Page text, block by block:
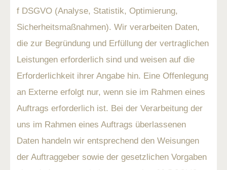
f DSGVO (Analyse, Statistik, Optimierung,
Sicherheitsmaßnahmen). Wir verarbeiten Daten,
die zur Begründung und Erfüllung der vertraglichen
Leistungen erforderlich sind und weisen auf die
Erforderlichkeit ihrer Angabe hin. Eine Offenlegung
an Externe erfolgt nur, wenn sie im Rahmen eines
Auftrags erforderlich ist. Bei der Verarbeitung der
uns im Rahmen eines Auftrags überlassenen
Daten handeln wir entsprechend den Weisungen
der Auftraggeber sowie der gesetzlichen Vorgaben